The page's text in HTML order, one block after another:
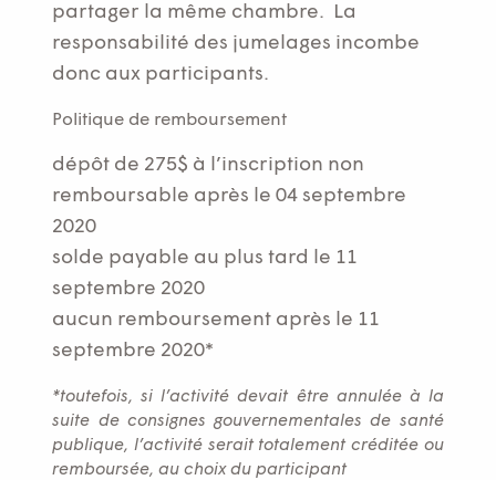
partager la même chambre. La
responsabilité des jumelages incombe
donc aux participants.
Politique de remboursement
dépôt de 275$ à l’inscription non
remboursable après le 04 septembre
2020
solde payable au plus tard le 11
septembre 2020
aucun remboursement après le 11
septembre 2020*
*toutefois, si l’activité devait être annulée à la
suite de consignes gouvernementales de santé
publique, l’activité serait totalement créditée ou
remboursée, au choix du participant